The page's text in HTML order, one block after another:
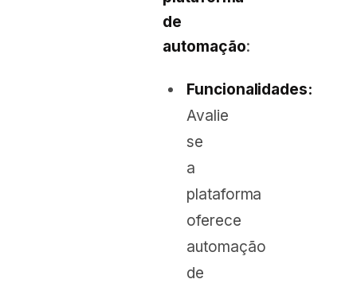
de
automação:
Funcionalidades:
Avalie
se
a
plataforma
oferece
automação
de